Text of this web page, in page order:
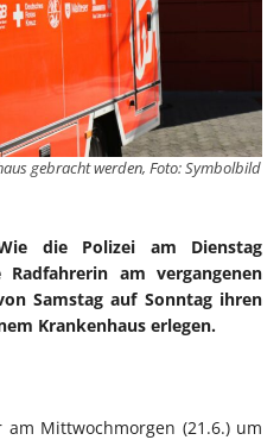
gebracht werden, Foto: Symbolbild
die Polizei am Dienstag
am vergangenen
Samstag auf Sonntag ihren
Krankenhaus erlegen.
Mittwochmorgen (21.6.) um